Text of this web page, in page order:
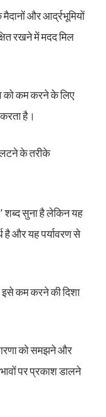
और आर्द्रभूमियों
रखने में मदद मिल
को कम करने के लिए
है।
के तरीके
शब्द सुना है लेकिन यह
है और यह पर्यावरण से
इसे कम करने की दिशा
को समझने और
पर प्रकाश डालने